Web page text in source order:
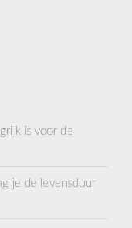
is voor de
je de levensduur